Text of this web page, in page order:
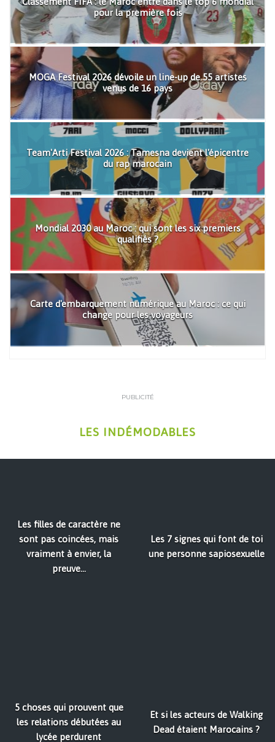
pour la première fois
MOGA Festival 2026 dévoile un line-up de 55 artistes
venus de 16 pays
Team'Arti Festival 2026 : Tamesna devient l'épicentre
du rap marocain
Mondial 2030 au Maroc : qui sont les six premiers
qualifiés ?
Carte d'embarquement numérique au Maroc : ce qui
change pour les voyageurs
PUBLICITÉ
LES INDÉMODABLES
Les filles de caractère ne
sont pas coincées, mais
vraiment à envier, la
preuve...
Les 7 signes qui font de toi
une personne sapiosexuelle
5 choses qui prouvent que
les relations débutées au
lycée perdurent
Et si les acteurs de Walking
Dead étaient Marocains ?